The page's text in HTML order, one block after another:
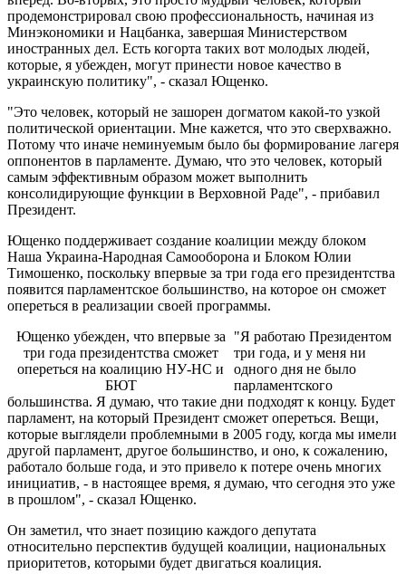
продемонстрировал свою профессиональность, начиная из
Минэкономики и Нацбанка, завершая Министерством
иностранных дел. Есть когорта таких вот молодых людей,
которые, я убежден, могут принести новое качество в
украинскую политику", - сказал Ющенко.
"Это человек, который не зашорен догматом какой-то узкой
политической ориентации. Мне кажется, что это сверхважно.
Потому что иначе неминуемым было бы формирование лагеря
оппонентов в парламенте. Думаю, что это человек, который
самым эффективным образом может выполнить
консолидирующие функции в Верховной Раде", - прибавил
Президент.
Ющенко поддерживает создание коалиции между блоком
Наша Украина-Народная Самооборона и Блоком Юлии
Тимошенко, поскольку впервые за три года его президентства
появится парламентское большинство, на которое он сможет
опереться в реализации своей программы.
Ющенко убежден, что впервые за
три года президентства сможет
опереться на коалицию НУ-НС и
БЮТ
"Я работаю Президентом
три года, и у меня ни
одного дня не было
парламентского
большинства. Я думаю, что такие дни подходят к концу. Будет
парламент, на который Президент сможет опереться. Вещи,
которые выглядели проблемными в 2005 году, когда мы имели
другой парламент, другое большинство, и оно, к сожалению,
работало больше года, и это привело к потере очень многих
инициатив, - в настоящее время, я думаю, что сегодня это уже
в прошлом", - сказал Ющенко.
Он заметил, что знает позицию каждого депутата
относительно перспектив будущей коалиции, национальных
приоритетов, которыми будет двигаться коалиция.